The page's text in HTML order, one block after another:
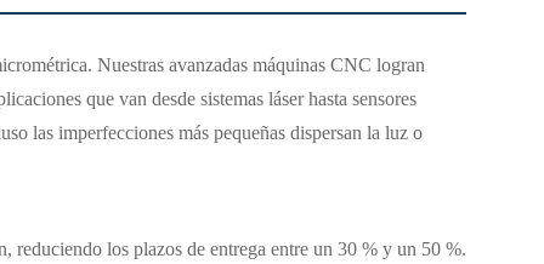
Nuestras avanzadas máquinas CNC logran
que van desde sistemas láser hasta sensores
las imperfecciones más pequeñas dispersan la luz o
reduciendo los plazos de entrega entre un 30 % y un 50 %.